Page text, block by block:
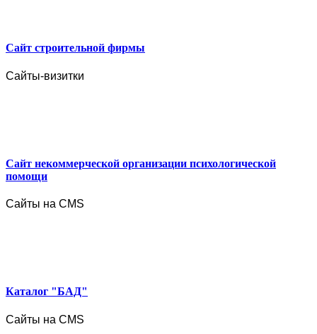
Сайт строительной фирмы
Сайты-визитки
Сайт некоммерческой организации психологической
помощи
Сайты на CMS
Каталог "БАД"
Сайты на CMS